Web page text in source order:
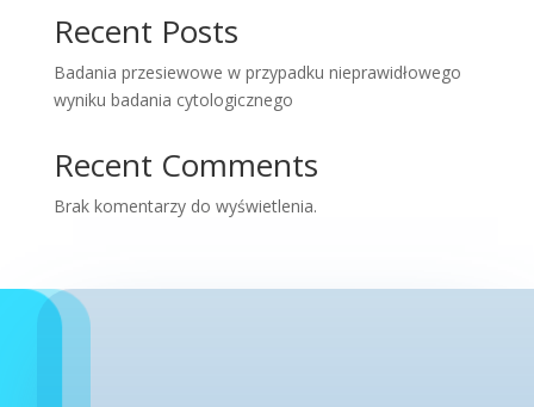
Recent Posts
Badania przesiewowe w przypadku nieprawidłowego
wyniku badania cytologicznego
Recent Comments
Brak komentarzy do wyświetlenia.